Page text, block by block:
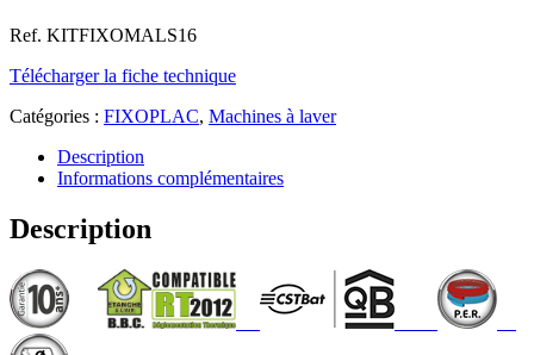
Ref. KITFIXOMALS16
Télécharger la fiche technique
Catégories : FIXOPLAC, Machines à laver
Description
Informations complémentaires
Description